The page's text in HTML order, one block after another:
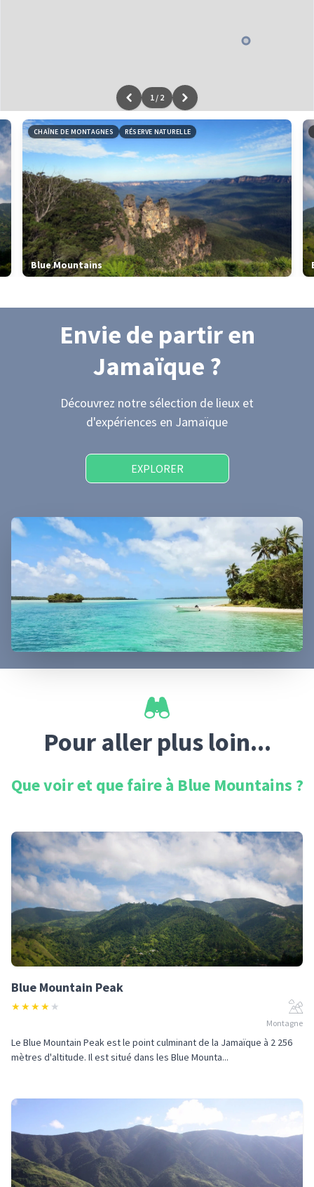
Leaflet|données ©OpenStreetMap/ODbL - renduOSM France
1 / 2
CHAÎNE DE MONTAGNES RÉSERVE NATURELLE
Blue Mountains
Envie de partiren
Jamaïque ?
Découvrez notre sélection de lieux et
d'expériences en Jamaïque
EXPLORER
Pour aller plus loin...
Que voir et que faire à Blue Mountains ?
Blue Mountain Peak
★★★★ ★
Montagne
Le Blue Mountain Peak est le point culminant de la Jamaïque à 2 256
mètres d'altitude. Il est situé dans les Blue Mounta...